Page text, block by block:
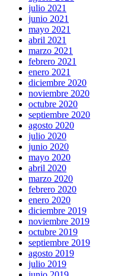
julio 2021
junio 2021
mayo 2021
abril 2021
marzo 2021
febrero 2021
enero 2021
diciembre 2020
noviembre 2020
octubre 2020
septiembre 2020
agosto 2020
julio 2020
junio 2020
mayo 2020
abril 2020
marzo 2020
febrero 2020
enero 2020
diciembre 2019
noviembre 2019
octubre 2019
septiembre 2019
agosto 2019
julio 2019